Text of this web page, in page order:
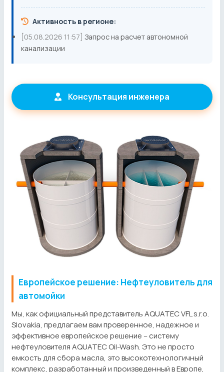
Активность в регионе:
[05.08.2026 11:57] Запрос на расчет автономной
канализации
Консультация инженера
Европейское решение: Нефтеуловитель для
автомойки
Мы, как официальный представитель AQUATEC VFL s.r.o.
Slovakia, предлагаем вам проверенное, надежное и
эффективное европейское решение – систему
нефтеуловителя AQUATEC Oil-Wash. Это не просто
емкость для сбора масла, это высокотехнологичный
комплекс, разработанный и произведенный в Европе,